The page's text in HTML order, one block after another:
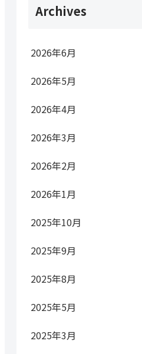
Archives
2026年6月
2026年5月
2026年4月
2026年3月
2026年2月
2026年1月
2025年10月
2025年9月
2025年8月
2025年5月
2025年3月